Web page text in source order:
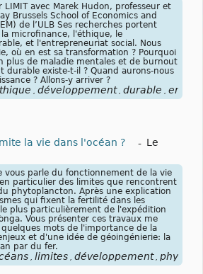
LIMIT avec Marek Hudon, professeur et
Brussels School of Economics and
de l’ULB Ses recherches portent
microfinance, l'éthique, le
et l'entrepreneuriat social. Nous
où en est sa transformation ? Pourquoi
plus de maladie mentales et de burnout
durable existe-t-il ? Quand aurons-nous
? Allons-y arriver ?
développement durable
la vie dans l'océan ? - Le
vous parle du fonctionnement de la vie
particulier des limites que rencontrent
phytoplancton. Après une explication
qui fixent la fertilité dans les
plus particulièrement de l'expédition
Vous présenter ces travaux me
mots de l'importance de la
et d'une idée de géoingénierie: la
par du fer.
limites développement